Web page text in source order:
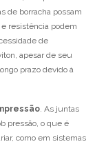
de borracha possam
resistência podem
de
apesar de seu
prazo devido à
. As juntas
pressão, o que é
como em sistemas